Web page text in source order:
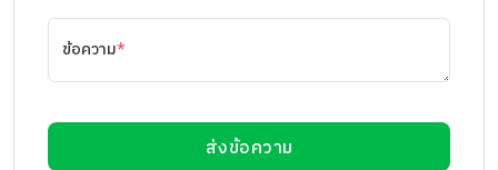
ข้อความ*
ส่งข้อความ